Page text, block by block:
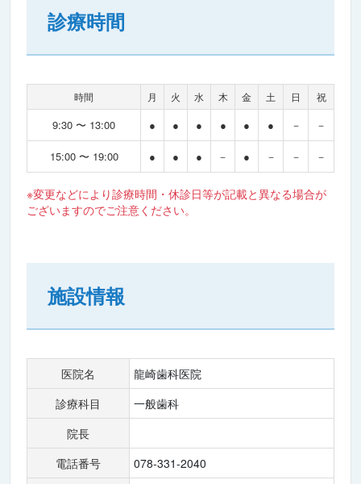
診療時間
時間 月 火 水 木 金 土 日 祝
9:30 〜 13:00 ● ● ● ● ● ● － －
15:00 〜 19:00 ● ● ● － ● － － －
※変更などにより診療時間・休診日等が記載と異なる場合が
ございますのでご注意ください。
施設情報
医院名
龍崎歯科医院
診療科目
一般歯科
院長
電話番号
078-331-2040